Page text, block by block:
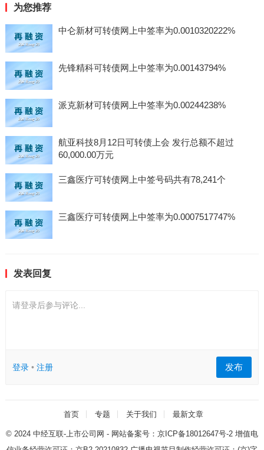
为您推荐
中仑新材可转债网上中签率为0.0010320222%
先锋精科可转债网上中签率为0.00143794%
派克新材可转债网上中签率为0.00244238%
航亚科技8月12日可转债上会 发行总额不超过
60,000.00万元
三鑫医疗可转债网上中签号码共有78,241个
三鑫医疗可转债网上中签率为0.0007517747%
发表回复
请登录后参与评论...
登录• 注册 发布
首页 专题 关于我们 最新文章
© 2024 中经互联-上市公司网 - 网站备案号： 京ICP备18012647号-2增值电